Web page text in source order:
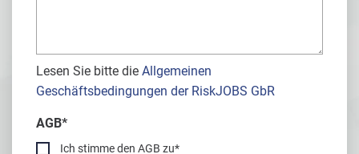
Lesen Sie bitte die Allgemeinen
Geschäftsbedingungen der RiskJOBS GbR
AGB*
Ich stimme den AGB zu*